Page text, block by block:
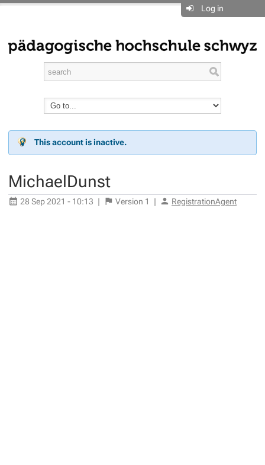
Log in
This account is inactive.
MichaelDunst
28 Sep 2021 - 10:13 | Version 1 | RegistrationAgent